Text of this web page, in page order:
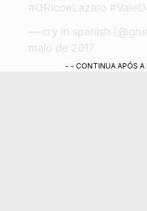
#ORicoeLazaro
— cry in spanish
maio de 2017
- - CONTINUA APÓS A